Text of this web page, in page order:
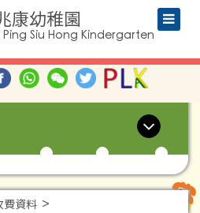
康幼稚園
Ping Siu Hong Kindergarten
費資料